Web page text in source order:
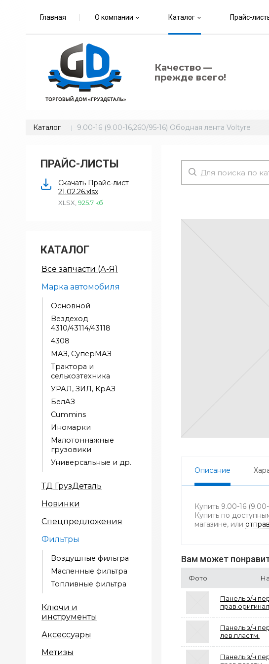
Главная О компании Каталог Прайс-
Качество —
прежде всего!
Каталог 9.00-16 (9.00-16,260/95-16) Ободная лента Voltyre
ПРАЙС-ЛИСТЫ
Скачать Прайс-лист
21.02.26.xlsx
XLSX 925.7 кб
КАТАЛОГ
Все запчасти (А-Я)
Марка автомобиля
Основной
Вездеход
4310/43114/43118
4308
МАЗ, СуперМАЗ
Трактора и
сельхозтехника
УРАЛ, ЗИЛ, КрАЗ
БелАЗ
Cummins
Иномарки
Малотоннажные
грузовики
Универсальные и др.
ТД ГрузДеталь
Новинки
Спецпредложения
Фильтры
Воздушные фильтра
Масленные фильтра
Топливные фильтра
Ключи и
инструменты
Аксессуары
Метизы
Описание
Купить 9.00-16
Купить по
магазине, или
Вам может
Фото
Панель з/ч
прав.оригинал
Панель з/ч
лев.пластм.
Панель з/ч